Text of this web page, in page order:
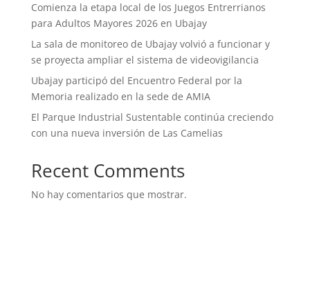
Comienza la etapa local de los Juegos Entrerrianos
para Adultos Mayores 2026 en Ubajay
La sala de monitoreo de Ubajay volvió a funcionar y
se proyecta ampliar el sistema de videovigilancia
Ubajay participó del Encuentro Federal por la
Memoria realizado en la sede de AMIA
El Parque Industrial Sustentable continúa creciendo
con una nueva inversión de Las Camelias
Recent Comments
No hay comentarios que mostrar.